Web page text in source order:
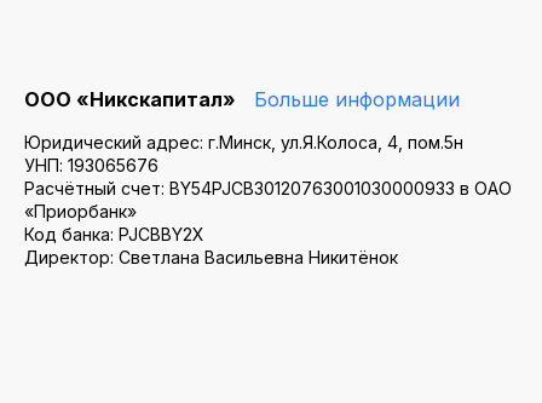
ООО «Никскапитал» Больше информации
Юридический адрес: г.Минск, ул.Я.Колоса, 4, пом.5н
УНП: 193065676
Расчётный счет: BY54PJCB30120763001030000933 в ОАО
«Приорбанк»
Код банка: PJCBBY2X
Директор: Светлана Васильевна Никитёнок